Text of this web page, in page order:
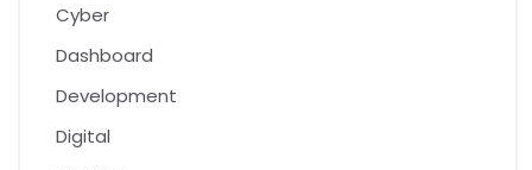
Cyber
Dashboard
Development
Digital